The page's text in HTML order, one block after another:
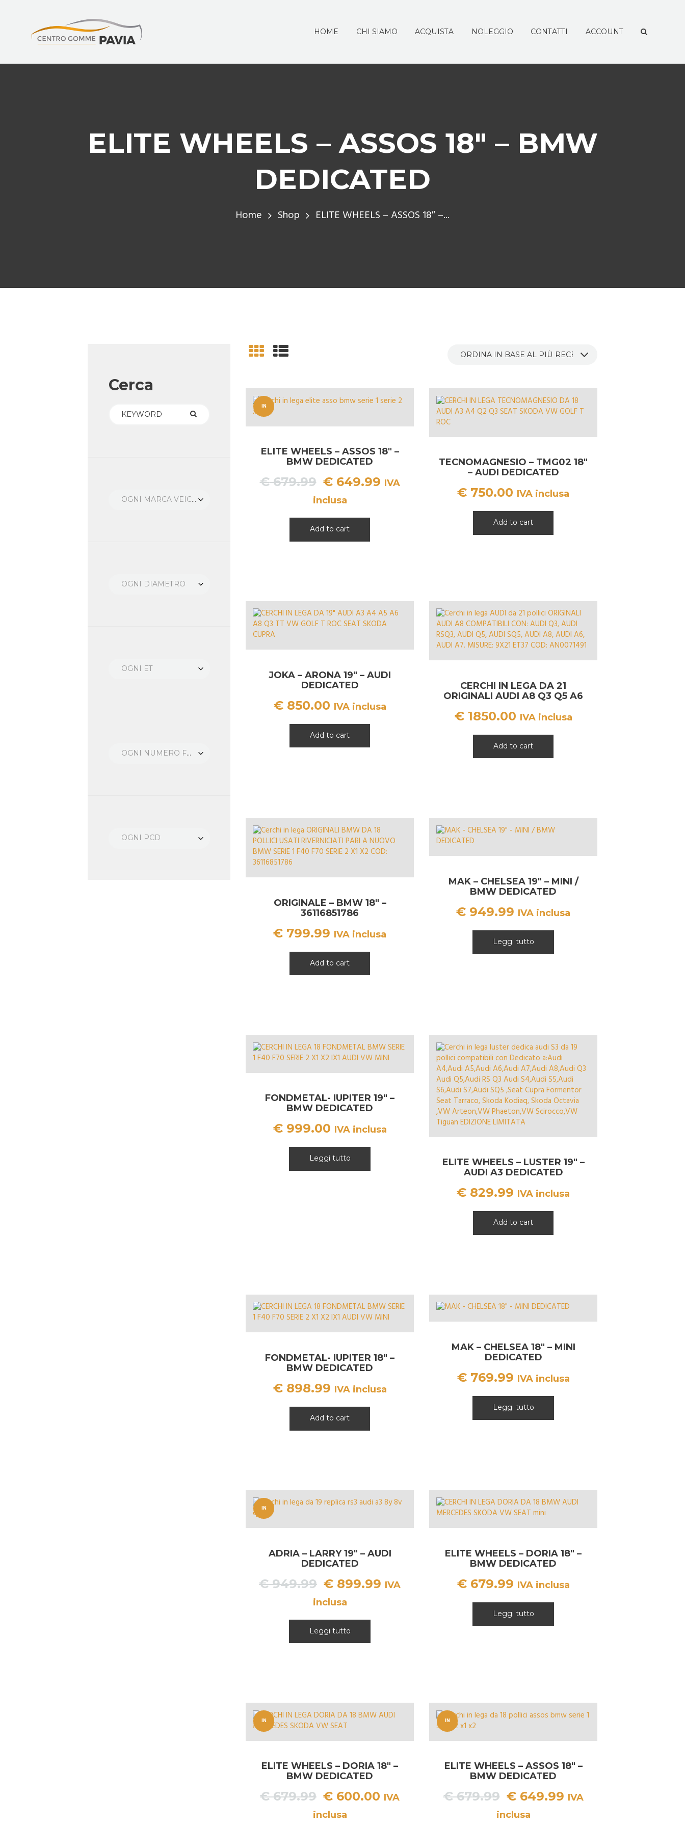
HOME CHI SIAMO ACQUISTA NOLEGGIO CONTATTI ACCOUNT
ELITE WHEELS – ASSOS 18″ – BMW
DEDICATED
Home Shop ELITE WHEELS – ASSOS 18″ –...
IN
OFFERT
ELITE WHEELS – ASSOS 18″ –
BMW DEDICATED
€679.99 Il
prezzo
era:
€ 679.99.
€649.99IlIVA
inclusa
Add to cart
TECNOMAGNESIO – TMG02 18″
– AUDI DEDICATED
€ 750.00 IVA inclusa
Add to cart
JOKA – ARONA 19″ – AUDI
DEDICATED
€850.00 IVA inclusa
Add to cart
CERCHI IN LEGA DA 21
ORIGINALI AUDI A8 Q3 Q5 A6
€1850.00 IVA inclusa
Add to cart
ORIGINALE – BMW 18″ –
36116851786
€ 799.99 IVA inclusa
Add to cart
MAK – CHELSEA 19″ – MINI /
BMW DEDICATED
€ 949.99 IVA inclusa
Leggi tutto
FONDMETAL- IUPITER 19″ –
BMW DEDICATED
€999.00 IVA inclusa
Leggi tutto
ELITE WHEELS – LUSTER 19″ –
AUDI A3 DEDICATED
€ 829.99 IVA inclusa
Add to cart
FONDMETAL- IUPITER 18″ –
BMW DEDICATED
€898.99 IVA inclusa
Add to cart
MAK – CHELSEA 18″ – MINI
DEDICATED
€769.99 IVA inclusa
Leggi tutto
IN
OFFERT
ADRIA – LARRY 19″ – AUDI
DEDICATED
€949.99 Il
prezzo
era:
€ 949.99.
€ 899.99 Il
IVA
inclusa
Leggi tutto
ELITE WHEELS – DORIA 18″ –
BMW DEDICATED
€679.99 IVA inclusa
Leggi tutto
IN
OFFERT
ELITE WHEELS – DORIA 18″ –
BMW DEDICATED
€679.99 Il
prezzo
€ 600.00 Il
IVA
inclusa
IN
OFFERT
ELITE WHEELS – ASSOS 18″ –
BMW DEDICATED
€679.99 Il
prezzo
€649.99IlIVA
inclusa
Cerca
OGNI MARCA VEICOLO
OGNI DIAMETRO
OGNI ET
OGNI NUMERO FORI
OGNI PCD